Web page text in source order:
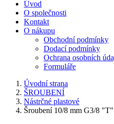
Úvod
O společnosti
Kontakt
O nákupu
Obchodní podmínky
Dodací podmínky
Ochrana osobních
Formuláře
Úvodní strana
ŠROUBENÍ
Nástrčné plastové
Šroubení 10/8 mm G3/8